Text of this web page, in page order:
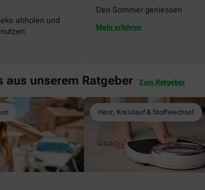
abholen und
Den Sommer geniessen
Mehr erfahren
aus unserem Ratgeber Zum Ratgeber
Herz, Kreislauf & Stoffwechsel